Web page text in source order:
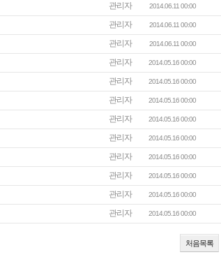
관리자 2014.06.11 00:00
관리자 2014.06.11 00:00
관리자 2014.06.11 00:00
관리자 2014.05.16 00:00
관리자 2014.05.16 00:00
관리자 2014.05.16 00:00
관리자 2014.05.16 00:00
관리자 2014.05.16 00:00
관리자 2014.05.16 00:00
관리자 2014.05.16 00:00
관리자 2014.05.16 00:00
관리자 2014.05.16 00:00
처음목록